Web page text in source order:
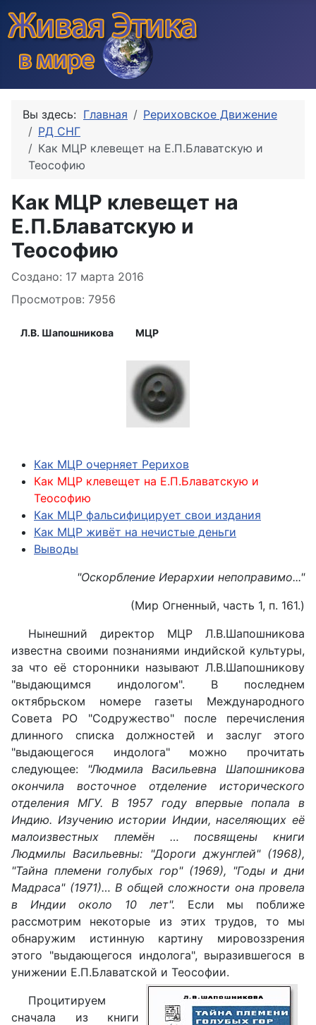
Вы здесь: Главная
Рериховское Движение
РД СНГ
Как МЦР клевещет на Е.П.Блаватскую и
Теософию
Как МЦР клевещет на
Е.П.Блаватскую и
Теософию
Информация о материале
Создано: 17 марта 2016
Просмотров: 7956
Л.В. Шапошникова МЦР
Как МЦР очерняет Рерихов
Как МЦР клевещет на Е.П.Блаватскую и
Теософию
Как МЦР фальсифицирует свои издания
Как МЦР живёт на нечистые деньги
Выводы
"Оскорбление Иерархии непоправимо..."
(Мир Огненный, часть 1, п. 161.)
Нынешний директор МЦР Л.В.Шапошникова
известна своими познаниями индийской культуры,
за что её сторонники называют Л.В.Шапошникову
"выдающимся индологом". В последнем
октябрьском номере газеты Международного
Совета РО "Содружество" после перечисления
длинного списка должностей и заслуг этого
"выдающегося индолога" можно прочитать
следующее: "Людмила Васильевна Шапошникова
окончила восточное отделение исторического
отделения МГУ. В 1957 году впервые попала в
Индию. Изучению истории Индии, населяющих её
малоизвестных племён … посвящены книги
Людмилы Васильевны: "Дороги джунглей" (1968),
"Тайна племени голубых гор" (1969), "Годы и дни
Мадраса" (1971)… В общей сложности она провела
в Индии около 10 лет". Если мы поближе
рассмотрим некоторые из этих трудов, то мы
обнаружим истинную картину мировоззрения
этого "выдающегося индолога", выразившегося в
унижении Е.П.Блаватской и Теософии.
Процитируем
сначала из книги